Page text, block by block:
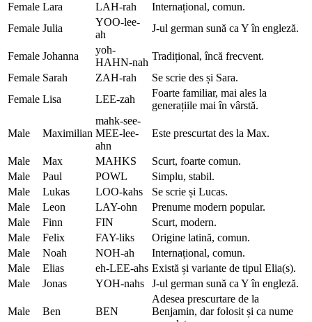
Female Lara LAH-rah
Internațional, comun.
Female Julia
YOO-lee-
ah
J-ul german sună ca Y în engleză.
Female Johanna
yoh-
HAHN-nah
Tradițional, încă frecvent.
Female Sarah ZAH-rah
Se scrie des și Sara.
Female Lisa LEE-zah
Foarte familiar, mai ales la
generațiile mai în vârstă.
Male Maximilian
mahk-see-
MEE-lee-
ahn
Este prescurtat des la Max.
Male Max MAHKS
Scurt, foarte comun.
Male
Paul POWL
Simplu, stabil.
Male
Lukas LOO-kahs
Se scrie și Lucas.
Male
Leon LAY-ohn
Prenume modern popular.
Male
Finn FIN
Scurt, modern.
Male
Felix FAY-liks
Origine latină, comun.
Male
Noah NOH-ah
Internațional, comun.
Male
Elias eh-LEE-ahs Există și variante de tipul Elia(s).
Male
Jonas YOH-nahs J-ul german sună ca Y în engleză.
Male Ben BEN
Adesea prescurtare de la
Benjamin, dar folosit și ca nume